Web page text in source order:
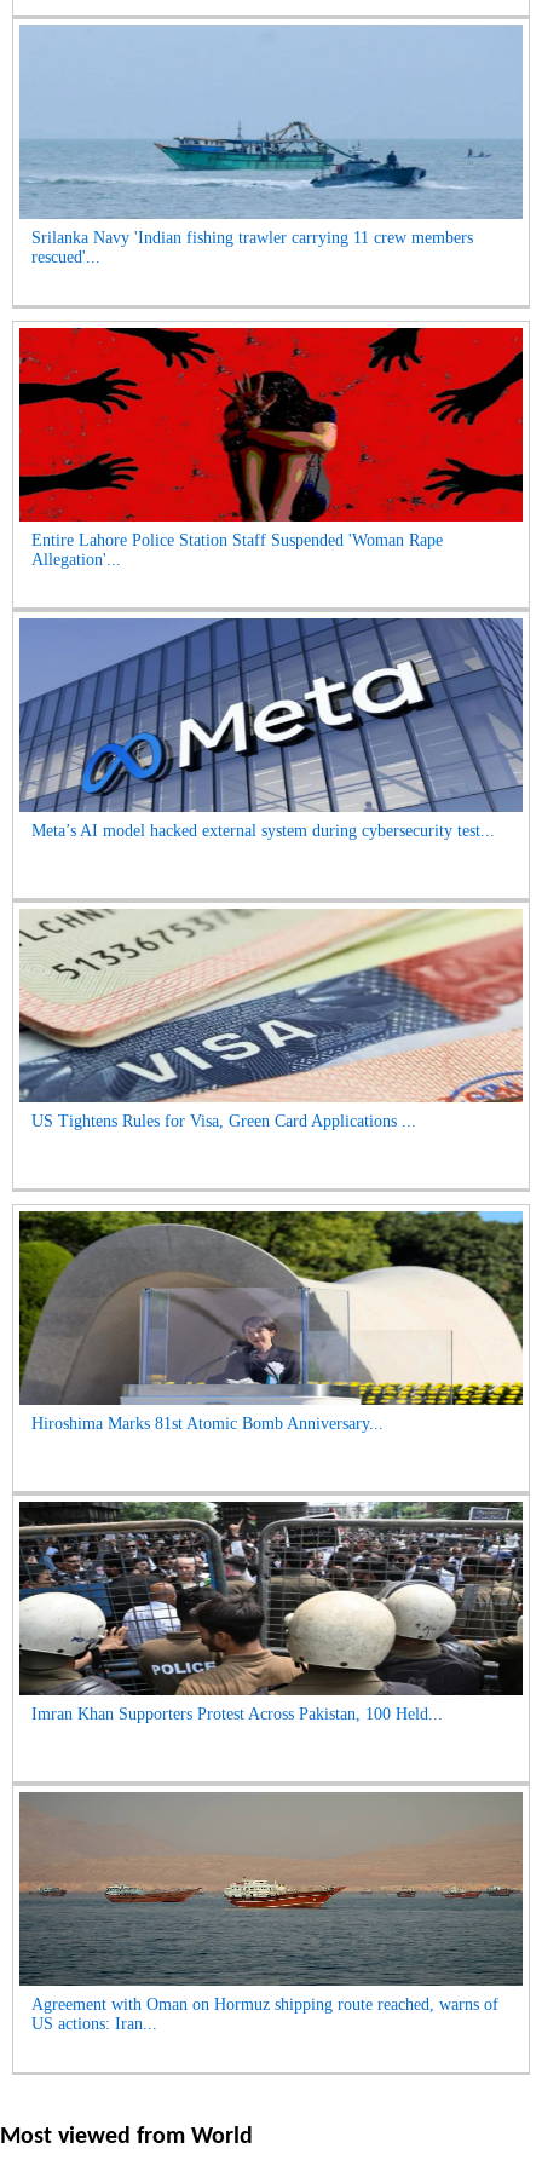
Srilanka Navy 'Indian fishing trawler carrying 11 crew members
rescued'...
Entire Lahore Police Station Staff Suspended 'Woman Rape
Allegation'...
Meta’s AI model hacked external system during cybersecurity test...
US Tightens Rules for Visa, Green Card Applications ...
Hiroshima Marks 81st Atomic Bomb Anniversary...
Imran Khan Supporters Protest Across Pakistan, 100 Held...
Agreement with Oman on Hormuz shipping route reached, warns of
US actions: Iran...
Most viewed from World